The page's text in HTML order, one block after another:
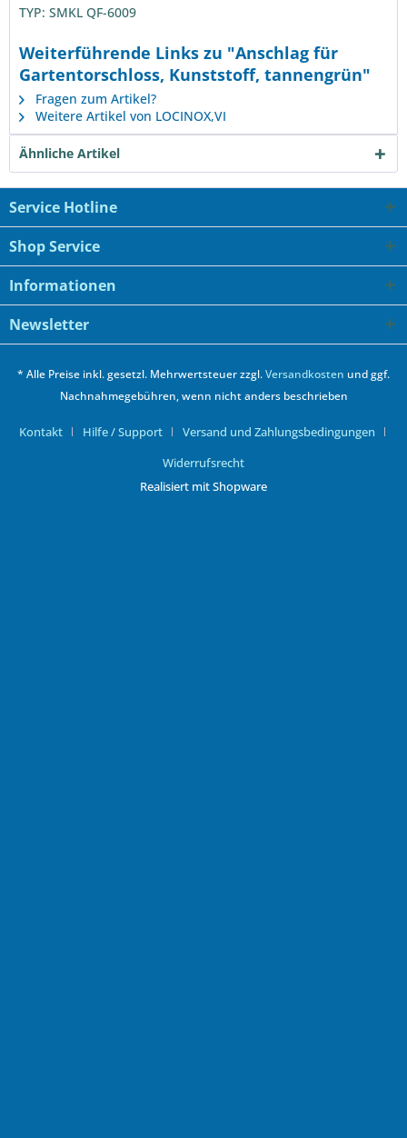
TYP: SMKL QF-6009
Weiterführende Links zu "Anschlag für
Gartentorschloss, Kunststoff, tannengrün"
Fragen zum Artikel?
Weitere Artikel von LOCINOX,VI
Ähnliche Artikel
Service Hotline
Shop Service
Informationen
Newsletter
* Alle Preise inkl. gesetzl. Mehrwertsteuer zzgl.Versandkosten und ggf.
Nachnahmegebühren, wenn nicht anders beschrieben
Kontakt Hilfe / Support
Versand und Zahlungsbedingungen
Widerrufsrecht
Realisiert mit Shopware